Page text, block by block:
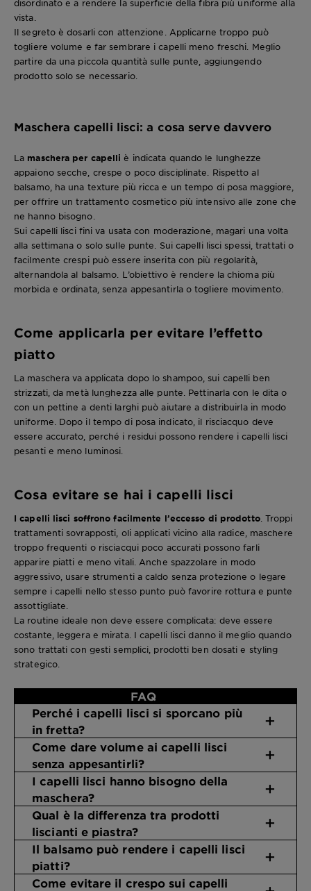
disordinato e a rendere la superficie della fibra più uniforme alla
vista.
Il segreto è dosarli con attenzione. Applicarne troppo può
togliere volume e far sembrare i capelli meno freschi. Meglio
partire da una piccola quantità sulle punte, aggiungendo
prodotto solo se necessario.
Maschera capelli lisci: a cosa serve davvero
La maschera per capelli è indicata quando le lunghezze
appaiono secche, crespe o poco disciplinate. Rispetto al
balsamo, ha una texture più ricca e un tempo di posa maggiore,
per offrire un trattamento cosmetico più intensivo alle zone che
ne hanno bisogno.
Sui capelli lisci fini va usata con moderazione, magari una volta
alla settimana o solo sulle punte. Sui capelli lisci spessi, trattati o
facilmente crespi può essere inserita con più regolarità,
alternandola al balsamo. L’obiettivo è rendere la chioma più
morbida e ordinata, senza appesantirla o togliere movimento.
Come applicarla per evitare l’effetto
piatto
La maschera va applicata dopo lo shampoo, sui capelli ben
strizzati, da metà lunghezza alle punte. Pettinarla con le dita o
con un pettine a denti larghi può aiutare a distribuirla in modo
uniforme. Dopo il tempo di posa indicato, il risciacquo deve
essere accurato, perché i residui possono rendere i capelli lisci
pesanti e meno luminosi.
Cosa evitare se hai i capelli lisci
I capelli lisci soffrono facilmente l’eccesso di prodotto. Troppi
trattamenti sovrapposti, oli applicati vicino alla radice, maschere
troppo frequenti o risciacqui poco accurati possono farli
apparire piatti e meno vitali. Anche spazzolare in modo
aggressivo, usare strumenti a caldo senza protezione o legare
sempre i capelli nello stesso punto può favorire rottura e punte
assottigliate.
La routine ideale non deve essere complicata: deve essere
costante, leggera e mirata. I capelli lisci danno il meglio quando
sono trattati con gesti semplici, prodotti ben dosati e styling
strategico.
FAQ
Perché i capelli lisci si sporcano più
in fretta?
Come dare volume ai capelli lisci
senza appesantirli?
I capelli lisci hanno bisogno della
maschera?
Qual è la differenza tra prodotti
liscianti e piastra?
Il balsamo può rendere i capelli lisci
piatti?
Come evitare il crespo sui capelli